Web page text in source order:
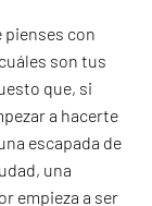
con
son tus
que, si
a hacerte
escapada de
una
empieza a ser